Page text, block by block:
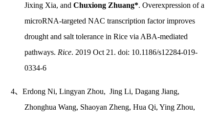
Jixing Xia, andChuxiong Zhuang*. Overexpression of a
microRNA-targeted NAC transcription factor improves
drought and salt tolerance in Rice via ABA-mediated
pathways. Rice. 2019 Oct 21. doi: 10.1186/s12284-019-
0334-6
4、Erdong Ni, Lingyan Zhou, Jing Li, Dagang Jiang,
Zhonghua Wang, Shaoyan Zheng, Hua Qi, Ying Zhou,